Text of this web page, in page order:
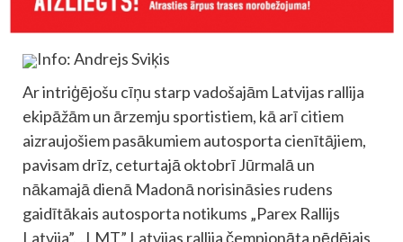
Info: Andrejs Sviķis
Ar intriģējošu cīņu starp vadošajām Latvijas rallija
ekipāžām un ārzemju sportistiem, kā arī citiem
aizraujošiem pasākumiem autosporta cienītājiem,
pavisam drīz, ceturtajā oktobrī Jūrmalā un
nākamajā dienā Madonā norisināsies rudens
gaidītākais autosporta notikums „Parex Rallijs
Latvija”, „LMT” Latvijas rallija čempionāta pēdējais